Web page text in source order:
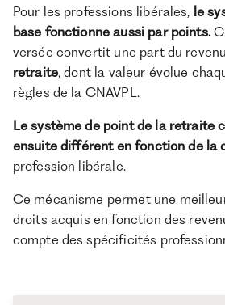
Pour les professions libérales, le
base fonctionne aussi par points.
versée convertit une part du
retraite, dont la valeur évolue
règles de la CNAVPL.
Le système de point de la retraite
ensuite différent en fonction de la
profession libérale.
Ce mécanisme permet une
droits acquis en fonction des
compte des spécificités